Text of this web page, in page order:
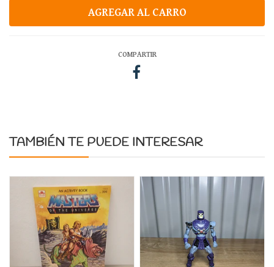
COMPARTIR
TAMBIÉN TE PUEDE INTERESAR